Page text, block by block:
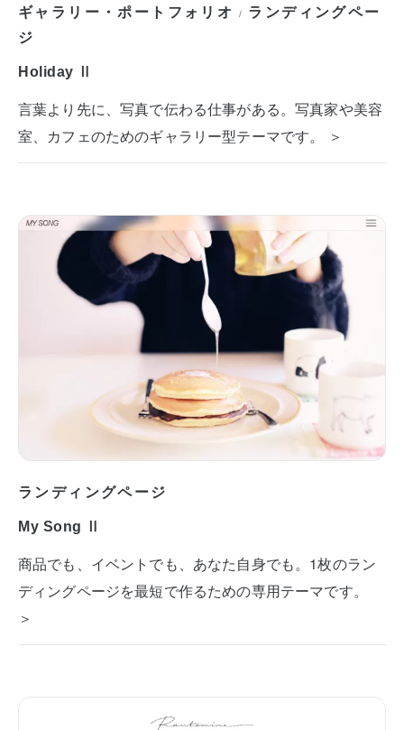
ギャラリー・ポートフォリオ / ランディングペー
ジ
Holiday Ⅱ
言葉より先に、写真で伝わる仕事がある。写真家や美容
室、カフェのためのギャラリー型テーマです。 ＞
ランディングページ
My Song Ⅱ
商品でも、イベントでも、あなた自身でも。1枚のラン
ディングページを最短で作るための専用テーマです。
＞